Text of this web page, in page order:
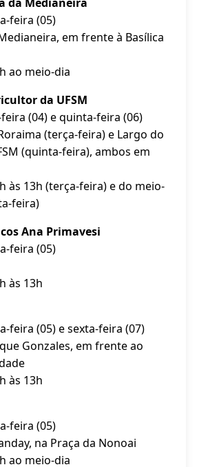
feira (05)
em frente à Basílica
ao meio-dia
da UFSM
(04) e quinta-feira (06)
(terça-feira) e Largo do
(quinta-feira), ambos em
às 13h (terça-feira) e do meio-
feira)
Ana Primavesi
feira (05)
às 13h
feira (05) e sexta-feira (07)
Gonzales, em frente ao
às 13h
feira (05)
na Praça da Nonoai
ao meio-dia